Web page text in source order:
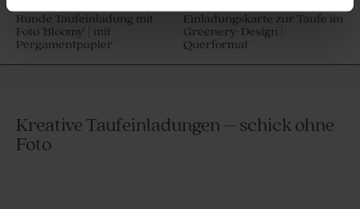
Runde Taufeinladung mit
Foto 'Bloomy' | mit
Pergamentpapier
Einladungskarte zur Taufe im
Greenery-Design |
Querformat
Kreative Taufeinladungen – schick ohne
Foto